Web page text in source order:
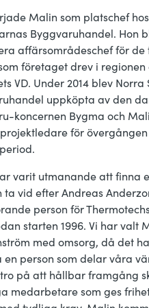
Malin som platschef
Byggvaruhandel. Hon
affärsområdeschef för de
företaget drev i regionen
VD. Under 2014 blev
uppköpta av den
koncernen Bygma och
för
varit utmanande att finna
ta vid efter Andreas
person för
starten 1996. Vi har valt
med omsorg, då det
en person som delar våra
på att hållbar framgång
medarbetare som ges